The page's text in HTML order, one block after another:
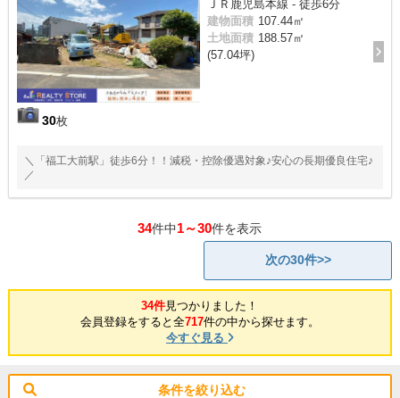
30枚
ＪＲ鹿児島本線 - 徒歩6分
建物面積 107.44㎡
土地面積 188.57㎡
(57.04坪)
＼「福工大前駅」徒歩6分！！減税・控除優遇対象♪安心の長期優良住宅♪
／
34件中1～30件を表示
次の30件>>
34件見つかりました！
会員登録をすると全717件の中から探せます。
今すぐ見る
条件を絞り込む